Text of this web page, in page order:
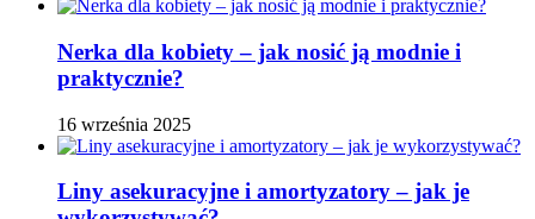
Nerka dla kobiety – jak nosić ją modnie i
praktycznie?
16 września 2025
Liny asekuracyjne i amortyzatory – jak je